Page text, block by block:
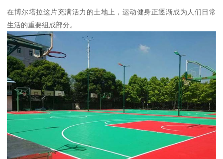
在博尔塔拉这片充满活力的土地上，运动健身正逐渐成为人们日常
生活的重要组成部分。